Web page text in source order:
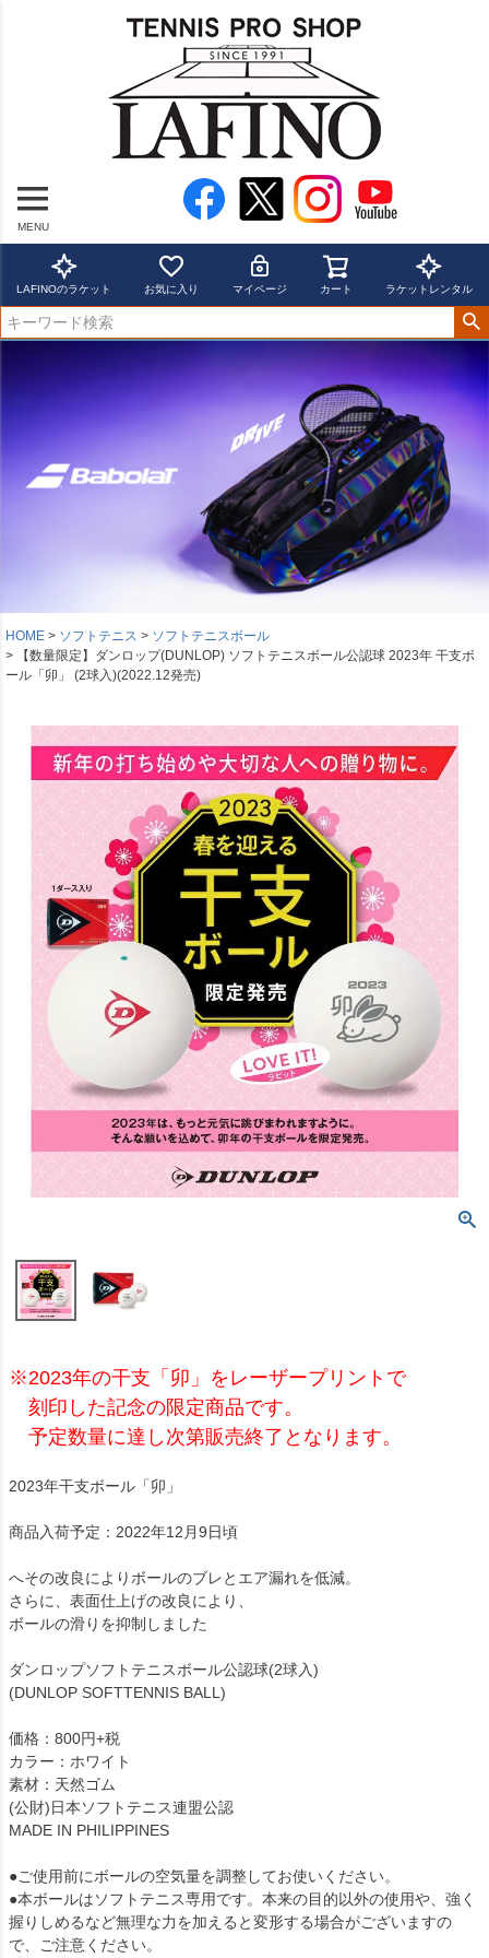
MENU
LAFINOのラケット お気に入り マイページ カート ラケットレンタル
HOME ソフトテニス
ソフトテニスボール
【数量限定】ダンロップ(DUNLOP) ソフトテニスボール公認球 2023年 干支ボ
ール「卯」 (2球入)(2022.12発売)
※2023年の干支「卯」をレーザープリントで
刻印した記念の限定商品です。
予定数量に達し次第販売終了となります。
2023年干支ボール「卯」
商品入荷予定：2022年12月9日頃
へその改良によりボールのブレとエア漏れを低減。
さらに、表面仕上げの改良により、
ボールの滑りを抑制しました
ダンロップソフトテニスボール公認球(2球入)
(DUNLOP SOFTTENNIS BALL)
価格：800円+税
カラー：ホワイト
素材：天然ゴム
(公財)日本ソフトテニス連盟公認
MADE IN PHILIPPINES
●ご使用前にボールの空気量を調整してお使いください。
●本ボールはソフトテニス専用です。本来の目的以外の使用や、強く
握りしめるなど無理な力を加えると変形する場合がございますの
で、ご注意ください。